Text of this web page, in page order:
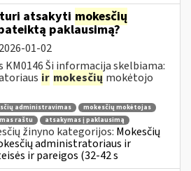
turi atsakyti mokesčių
paklausimą?
2026-01-02
Ši informacija skelbiama:
ir mokesčių mokėtojo
administravimas
mokesčių mokėtojas
raštu
atsakymas į paklausimą
žinyno kategorijos: Mokesčių
administratoriaus ir
ir pareigos (32-42 s